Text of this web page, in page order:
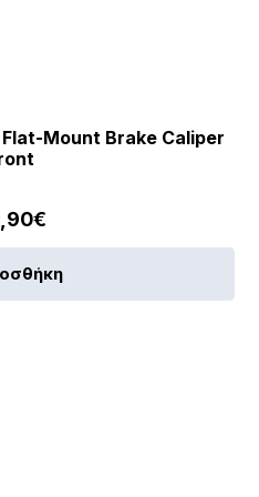
Flat-Mount Brake Caliper
€